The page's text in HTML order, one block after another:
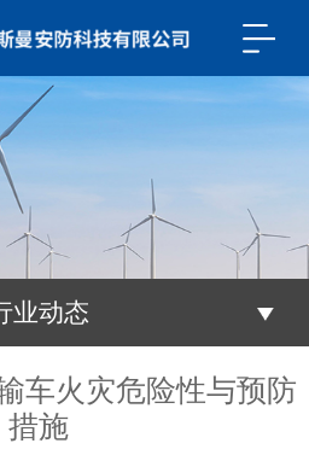
业动态
车火灾危险性与预防
措施